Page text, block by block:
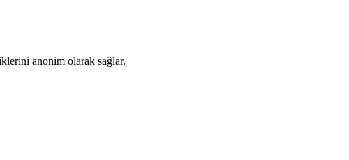
anonim olarak sağlar.